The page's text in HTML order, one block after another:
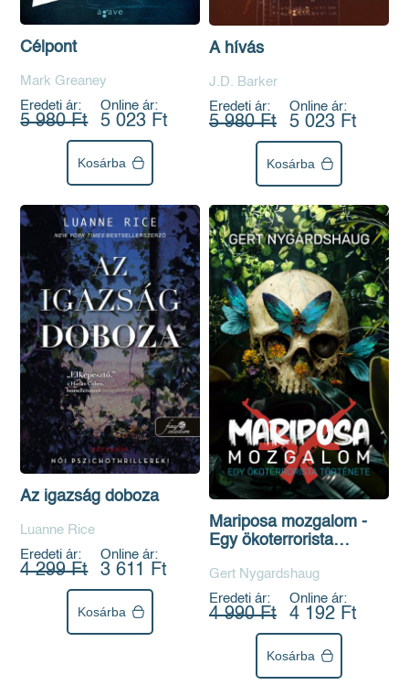
Célpont
Mark Greaney
Eredeti ár:
5 980 Ft
Online ár:
5 023 Ft
Kosárba
A hívás
J.D. Barker
Eredeti ár:
5 980 Ft
Online ár:
5 023 Ft
Kosárba
Az igazság doboza
Luanne Rice
Eredeti ár:
4 299 Ft
Online ár:
3 611 Ft
Kosárba
Mariposa mozgalom -
Egy ökoterrorista
Gert Nygardshaug
Eredeti ár:
4 990 Ft
Online ár:
4 192 Ft
Kosárba